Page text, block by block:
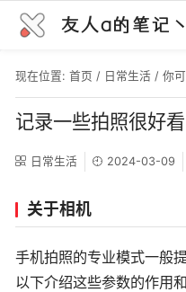
友人a的笔记丶
现在位置: 首页 / 日常生活 / 你
记录一些拍照很好
日常生活 2024-03-09
关于相机
手机拍照的专业模式一般
以下介绍这些参数的作用